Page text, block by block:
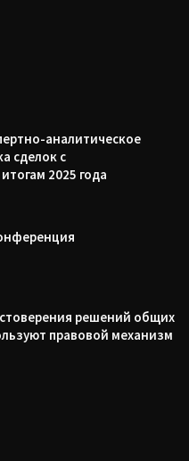
аналитическое
сделок с
2025 года
решений общих
правовой механизм